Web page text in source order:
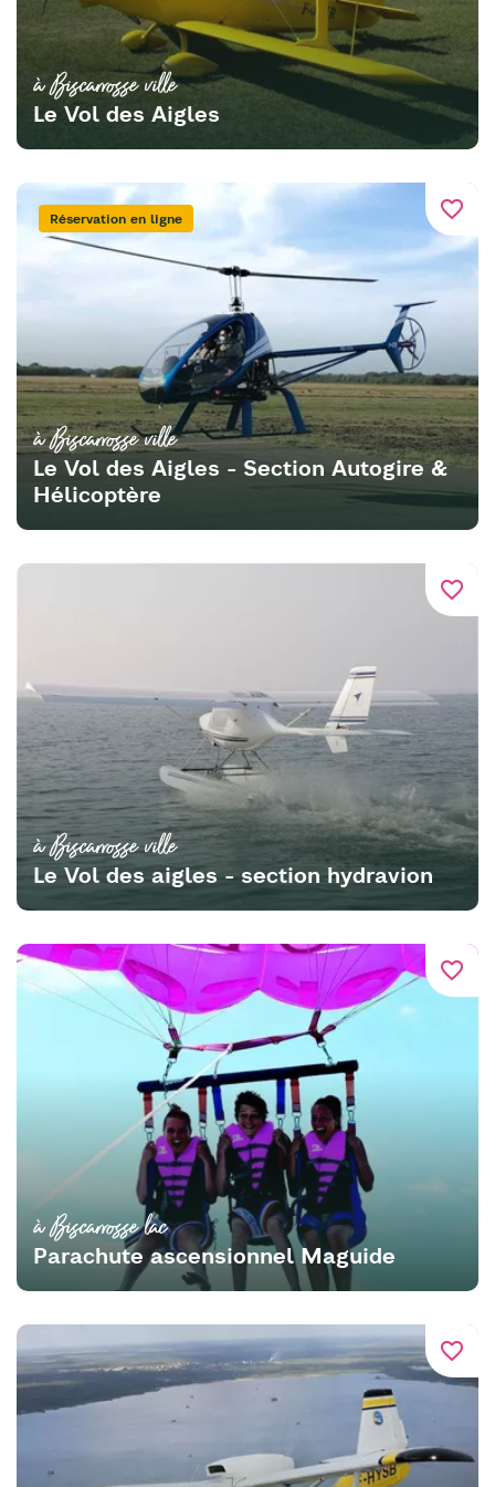
à Biscarrosse ville
Le Vol des Aigles
favorite_border
Réservation en ligne
à Biscarrosse ville
Le Vol des Aigles - Section Autogire &
Hélicoptère
favorite_border
à Biscarrosse ville
Le Vol des aigles - section hydravion
favorite_border
à Biscarrosse lac
Parachute ascensionnel Maguide
favorite_border